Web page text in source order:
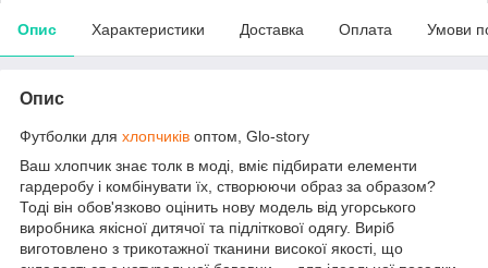
Опис Характеристики Доставка Оплата Умови
Опис
Футболки для хлопчиків оптом, Glo-story
Ваш хлопчик знає толк в моді, вміє підбирати елементи
гардеробу і комбінувати їх, створюючи образ за образом?
Тоді він обов'язково оцінить нову модель від угорського
виробника якісної дитячої та підліткової одягу. Виріб
виготовлено з трикотажної тканини високої якості, що